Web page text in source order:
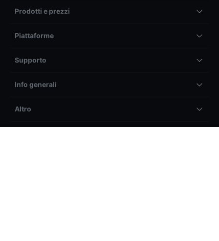
Prodotti e prezzi
Piattaforme
Supporto
Info generali
Altro